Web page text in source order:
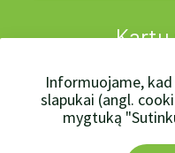
Informuojame,
slapukai (angl.
mygtuką
Kartu